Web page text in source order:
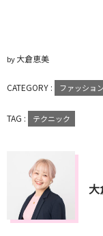
by大倉恵美
CATEGORY : ファッショ
TAG : テクニック
大